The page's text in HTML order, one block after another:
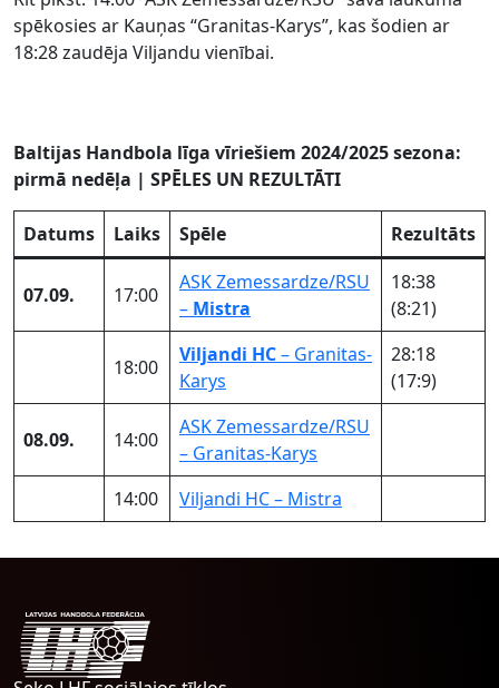
spēkosies ar Kauņas “Granitas-Karys”, kas šodien ar
18:28 zaudēja Viljandu vienībai.
Baltijas Handbola līga vīriešiem 2024/2025 sezona:
pirmā nedēļa | SPĒLES UN REZULTĀTI
Datums Laiks Spēle Rezultāts
07.09. 17:00
ASK Zemessardze/RSU
– Mistra
18:38
(8:21)
18:00
Viljandi HC– Granitas-
Karys
28:18
(17:9)
08.09. 14:00
ASK Zemessardze/RSU
– Granitas-Karys
14:00
Viljandi HC – Mistra